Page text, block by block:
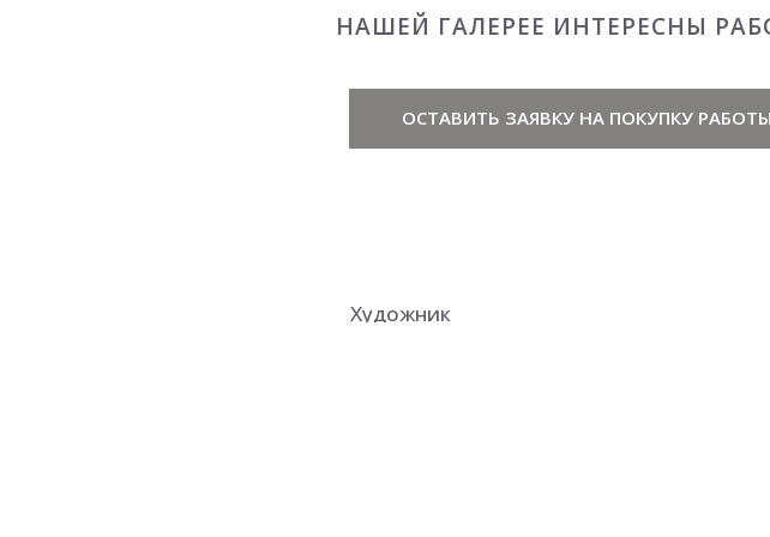
НАШЕЙ ГАЛЕРЕЕ ИНТЕРЕСНЫ
ОСТАВИТЬ ЗАЯВКУ НА ПОКУПКУ РАБОТЫ
Художник